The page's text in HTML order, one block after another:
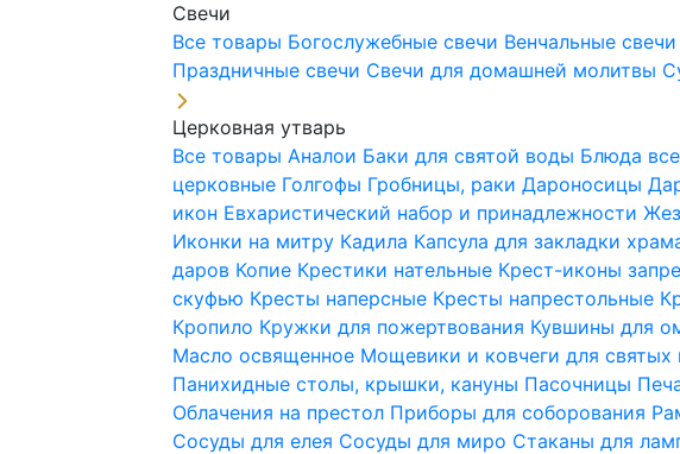
Свечи
Все товары Богослужебные свечи Венчальные свечи
Праздничные свечи Свечи для домашней молитвы
Церковная утварь
Все товарыАналои Баки для святой воды Блюда
церковные Голгофы Гробницы, ракиДароносицы
икон Евхаристический набор и принадлежности
Иконки на митру Кадила Капсула для закладки
даров Копие Крестики нательные Крест-иконы
скуфью Кресты наперсные Кресты напрестольные
Кропило Кружки для пожертвования Кувшины для
Масло освященное Мощевики и ковчеги для
Панихидные столы, крышки, кануны Пасочницы
Облачения на престол Приборы для соборования
Сосуды для елея Сосуды для миро Стаканы для